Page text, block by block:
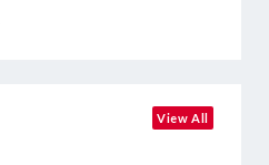
View All